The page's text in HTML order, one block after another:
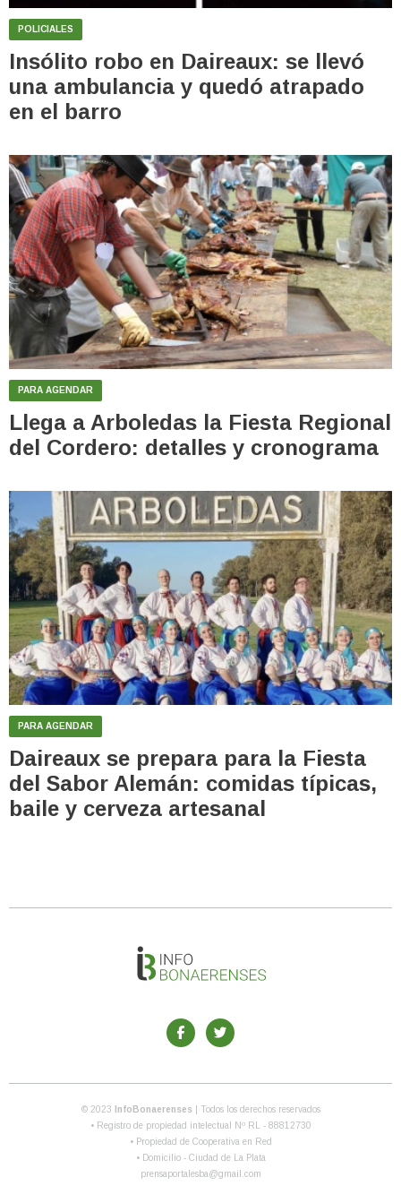
POLICIALES
Insólito robo en Daireaux: se llevó
una ambulancia y quedó atrapado
en el barro
PARA AGENDAR
Llega a Arboledas la Fiesta Regional
del Cordero: detalles y cronograma
PARA AGENDAR
Daireaux se prepara para la Fiesta
del Sabor Alemán: comidas típicas,
baile y cerveza artesanal
© 2023 InfoBonaerenses
| Todos los derechos reservados
• Registro de propiedad intelectual Nº RL - 88812730
• Propiedad de Cooperativa en Red
• Domicilio - Ciudad de La Plata
prensaportalesba@gmail.com